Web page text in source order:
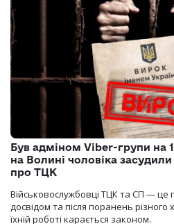
Був адміном Viber-групи на
на Волині чоловіка
про ТЦК
Військовослужбовці ТЦК та СП —
досвідом та після поранень
їхній роботі карається законом.